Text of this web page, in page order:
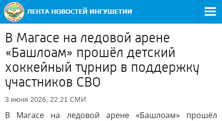
В Магасе на ледовой арене
«Башлоам» прошёл детский
хоккейный турнир в поддержку
участников СВО
3 июня 2026, 22:21 СМИ
В Магасе на ледовой арене «Башлоам» прошёл